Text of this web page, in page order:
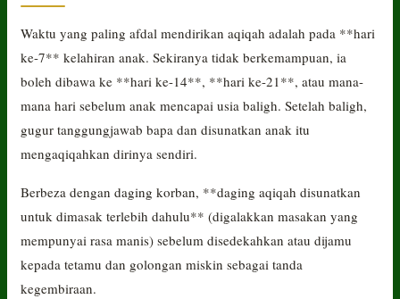
Waktu yang paling afdal mendirikan aqiqah adalah pada **hari
ke-7** kelahiran anak. Sekiranya tidak berkemampuan, ia
boleh dibawa ke **hari ke-14**, **hari ke-21**, atau mana-
mana hari sebelum anak mencapai usia baligh. Setelah baligh,
gugur tanggungjawab bapa dan disunatkan anak itu
mengaqiqahkan dirinya sendiri.
Berbeza dengan daging korban, **daging aqiqah disunatkan
untuk dimasak terlebih dahulu** (digalakkan masakan yang
mempunyai rasa manis) sebelum disedekahkan atau dijamu
kepada tetamu dan golongan miskin sebagai tanda
kegembiraan.